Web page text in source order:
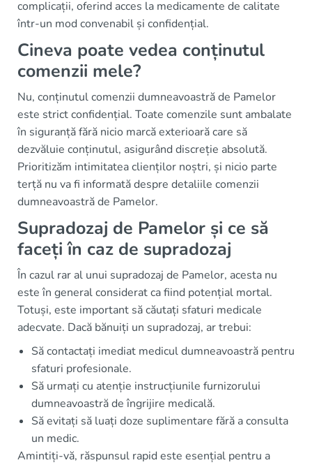
complicații, oferind acces la medicamente de calitate
într-un mod convenabil și confidențial.
Cineva poate vedea conținutul
comenzii mele?
Nu, conținutul comenzii dumneavoastră de Pamelor
este strict confidențial. Toate comenzile sunt ambalate
în siguranță fără nicio marcă exterioară care să
dezvăluie conținutul, asigurând discreție absolută.
Prioritizăm intimitatea clienților noștri, și nicio parte
terță nu va fi informată despre detaliile comenzii
dumneavoastră de Pamelor.
Supradozaj de Pamelor și ce să
faceți în caz de supradozaj
În cazul rar al unui supradozaj de Pamelor, acesta nu
este în general considerat ca fiind potențial mortal.
Totuși, este important să căutați sfaturi medicale
adecvate. Dacă bănuiți un supradozaj, ar trebui:
Să contactați imediat medicul dumneavoastră pentru
sfaturi profesionale.
Să urmați cu atenție instrucțiunile furnizorului
dumneavoastră de îngrijire medicală.
Să evitați să luați doze suplimentare fără a consulta
un medic.
Amintiți-vă, răspunsul rapid este esențial pentru a